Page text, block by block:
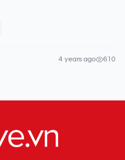
4 years ago 610